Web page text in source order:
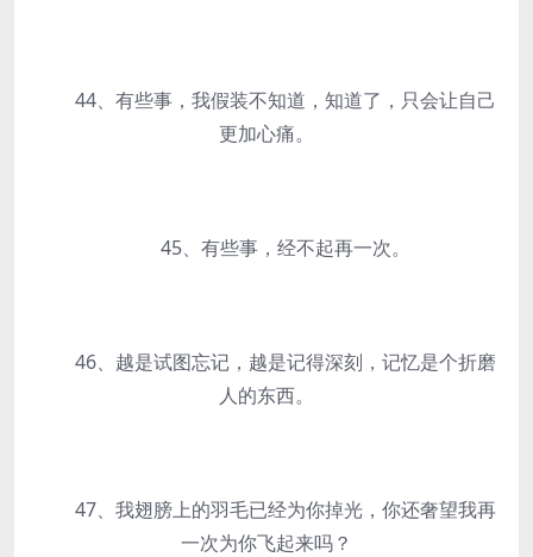
44、有些事，我假装不知道，知道了，只会让自己
更加心痛。
45、有些事，经不起再一次。
46、越是试图忘记，越是记得深刻，记忆是个折磨
人的东西。
47、我翅膀上的羽毛已经为你掉光，你还奢望我再
一次为你飞起来吗？